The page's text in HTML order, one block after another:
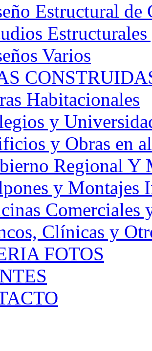
Estructural de
Varios
Habitacionales
y
y Obras en
Regional Y
y Montajes
Comerciales
Clínicas y
FOTOS